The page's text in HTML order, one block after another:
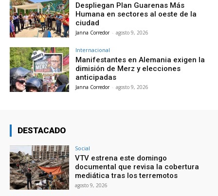
Despliegan Plan Guarenas Más
Humana en sectores al oeste de la
ciudad
Janna Corredor - agosto 9, 2026
Internacional
Manifestantes en Alemania exigen la
dimisión de Merz y elecciones
anticipadas
Janna Corredor - agosto 9, 2026
DESTACADO
Social
VTV estrena este domingo
documental que revisa la cobertura
mediática tras los terremotos
agosto 9, 2026